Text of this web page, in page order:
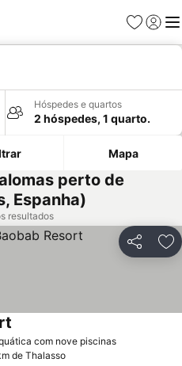
Favoritos
Iniciar
Hóspedes e quartos
2 hóspedes, 1 quarto.
Mapa
perto de
Espanha)
resultados
Partilhar
com nove piscinas
de Thalasso